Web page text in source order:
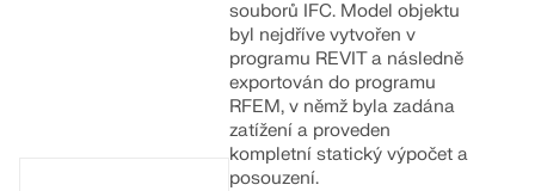
souborů IFC. Model objektu
byl nejdříve vytvořen v
programu REVIT a následně
exportován do programu
RFEM, v němž byla zadána
zatížení a proveden
kompletní statický výpočet a
posouzení.